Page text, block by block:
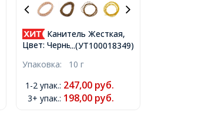
...(УТ100018349)
Канитель Жесткая,
Цвет: Черный, Диаметр
см, около 165см/10г,
Упаковка: 10 г
1-2 упак.: 247,00 руб.
3+ упак.: 198,00 руб.